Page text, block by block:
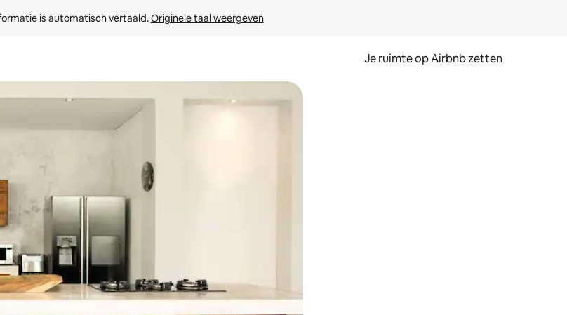
is automatisch vertaald. Originele taal weergeven
Je ruimte op Airbnb zetten
de pijltjestoetsen omhoog en omlaag, óf door te tikken of swipen.